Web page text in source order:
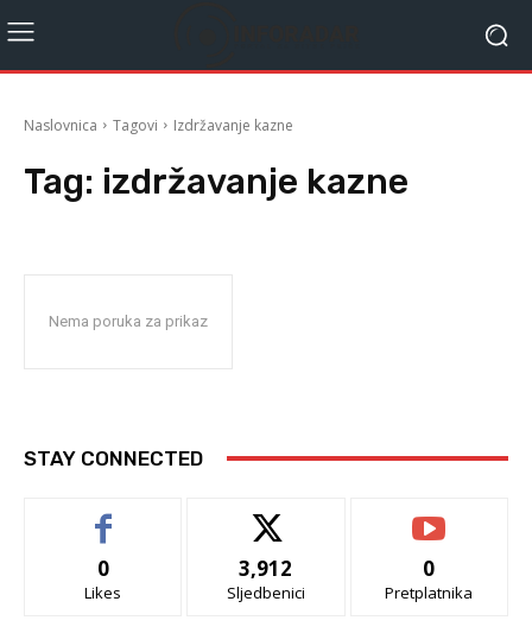
Naslovnica Tagovi Izdržavanje kazne
Tag: izdržavanje kazne
Nema poruka za prikaz
STAY CONNECTED
0
Likes
3,912
Sljedbenici
0
Pretplatnika